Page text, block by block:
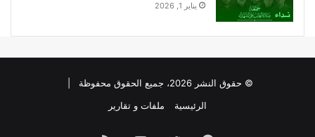
يناير 1, 2026
© حقوق النشر 2026، جميع الحقوق محفوظة |
الرئيسية
ملفات و تقارير